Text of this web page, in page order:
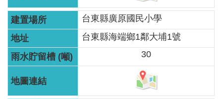
性
平
專
區
English
台東縣廣原國民小學
台東縣海端鄉1鄰大埔1號
30